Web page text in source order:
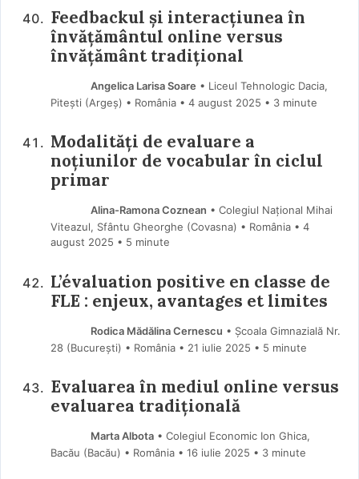
Feedbackul și interacțiunea în
învățământul online versus
învățământ tradițional
Angelica Larisa Soare • Liceul Tehnologic Dacia,
Pitești (Argeş) • România
4 august 2025 • 3 minute
Modalități de evaluare a
noțiunilor de vocabular în ciclul
primar
Alina-Ramona Coznean • Colegiul Național Mihai
Viteazul, Sfântu Gheorghe (Covasna) • România
4
august 2025 • 5 minute
L’évaluation positive en classe de
FLE : enjeux, avantages et limites
Rodica Mădălina Cernescu • Școala Gimnazială Nr.
28 (Bucureşti) • România
21 iulie 2025 • 5 minute
Evaluarea în mediul online versus
evaluarea tradițională
Marta Albota• Colegiul Economic Ion Ghica,
Bacău (Bacău) • România
16 iulie 2025 • 3 minute